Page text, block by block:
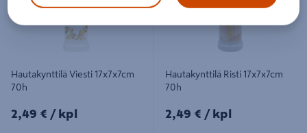
Hautakynttilä Viesti 17x7x7cm
70h
2,49€/kpl
2,49 € / kpl
Hautakynttilä Risti 17x7x7cm
70h
2,49€/kpl
2,49 € / kpl